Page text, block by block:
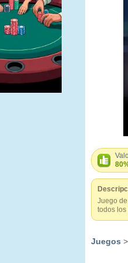
Juego
todos los
Juegos